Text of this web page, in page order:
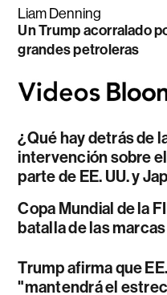
Liam Denning
Un Trump acorralado
grandes petroleras
¿Qué hay detrás de
intervención sobre
parte de EE. UU. y
Copa Mundial de la
batalla de las marcas
Trump afirma que
"mantendrá el